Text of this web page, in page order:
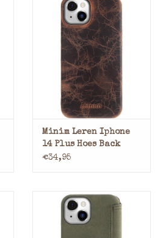
Minim Leren Iphone
14 Plus Hoes Back
Cover Bruin
€34,95